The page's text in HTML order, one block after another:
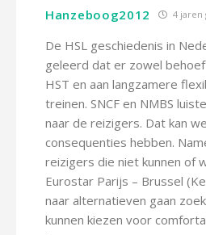
Hanzeboog2012 4 jaren
De HSL geschiedenis in
geleerd dat er zowel
HST en aan langzamere
treinen. SNCF en NMBS
naar de reizigers. Dat kan
consequenties hebben.
reizigers die niet kunnen of
Eurostar Parijs – Brussel
naar alternatieven gaan
kunnen kiezen voor